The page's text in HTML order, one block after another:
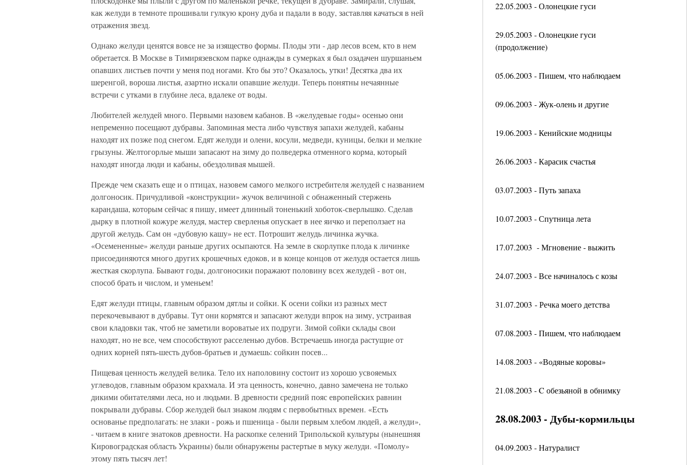
22.05.2003 - Олонецкие гуси
29.05.2003 - Олонецкие гуси
(продолжение)
05.06.2003 - Пишем, что наблюдаем
09.06.2003 - Жук-олень и другие
19.06.2003 - Кенийские модницы
26.06.2003 - Карасик счастья
03.07.2003 - Путь запаха
10.07.2003 - Спутница лета
17.07.2003 - Мгновение - выжить
24.07.2003 - Все начиналось с козы
31.07.2003 - Речка моего детства
07.08.2003 - Пишем, что наблюдаем
14.08.2003 - «Водяные коровы»
21.08.2003 - C обезьяной в обнимку
28.08.2003 - Дубы-кормильцы
04.09.2003 - Натуралист
как желуди в темноте прошивали гулкую крону дуба и падали в воду, заставляя качаться в ней
отражения звезд.
Однако желуди ценятся вовсе не за изящество формы. Плоды эти - дар лесов всем, кто в нем
обретается. В Москве в Тимирязевском парке однажды в сумерках я был озадачен шуршаньем
опавших листьев почти у меня под ногами. Кто бы это? Оказалось, утки! Десятка два их
шеренгой, вороша листья, азартно искали опавшие желуди. Теперь понятны нечаянные
встречи с утками в глубине леса, вдалеке от воды.
Любителей желудей много. Первыми назовем кабанов. В «желудевые годы» осенью они
непременно посещают дубравы. Запоминая места либо чувствуя запахи желудей, кабаны
находят их позже под снегом. Едят желуди и олени, косули, медведи, куницы, белки и мелкие
грызуны. Желтогорлые мыши запасают на зиму до полведерка отменного корма, который
находят иногда люди и кабаны, обездоливая мышей.
Прежде чем сказать еще и о птицах, назовем самого мелкого истребителя желудей с названием
долгоносик. Причудливой «конструкции» жучок величиной с обнаженный стержень
карандаша, которым сейчас я пишу, имеет длинный тоненький хоботок-сверлышко. Сделав
дырку в плотной кожуре желудя, мастер сверленья опускает в нее яичко и переползает на
другой желудь. Сам он «дубовую кашу» не ест. Потрошит желудь личинка жучка.
«Осемененные» желуди раньше других осыпаются. На земле в скорлупке плода к личинке
присоединяются много других крошечных едоков, и в конце концов от желудя остается лишь
жесткая скорлупа. Бывают годы, долгоносики поражают половину всех желудей - вот он,
способ брать и числом, и уменьем!
Едят желуди птицы, главным образом дятлы и сойки. К осени сойки из разных мест
перекочевывают в дубравы. Тут они кормятся и запасают желуди впрок на зиму, устраивая
свои кладовки так, чтоб не заметили вороватые их подруги. Зимой сойки склады свои
находят, но не все, чем способствуют расселенью дубов. Встречаешь иногда растущие от
одних корней пять-шесть дубов-братьев и думаешь: сойкин посев...
Пищевая ценность желудей велика. Тело их наполовину состоит из хорошо усвояемых
углеводов, главным образом крахмала. И эта ценность, конечно, давно замечена не только
дикими обитателями леса, но и людьми. В древности средний пояс европейских равнин
покрывали дубравы. Сбор желудей был знаком людям с первобытных времен. «Есть
основанье предполагать: не злаки - рожь и пшеница - были первым хлебом людей, а желуди»,
- читаем в книге знатоков древности. На раскопке селений Трипольской культуры (нынешняя
Кировоградская область Украины) были обнаружены растертые в муку желуди. «Помолу»
этому пять тысяч лет!